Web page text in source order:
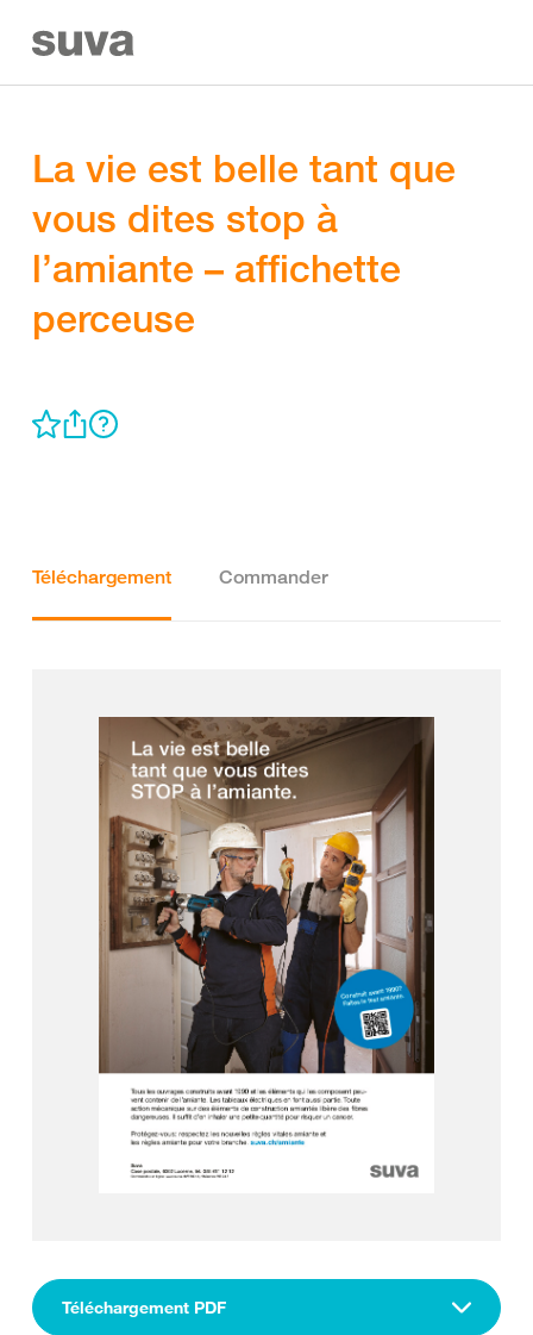
La vie est belle tant que
vous dites stop à
l’amiante – affichette
perceuse
Téléchargement Commander
Téléchargement PDF